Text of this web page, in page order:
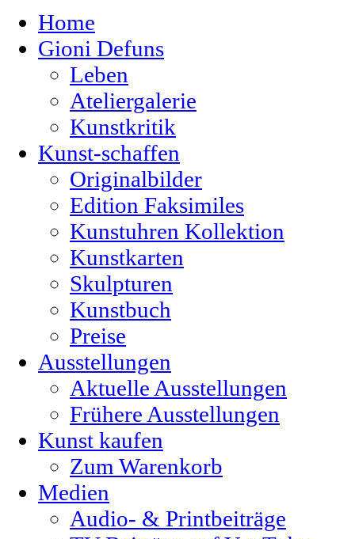
Home
Gioni Defuns
Leben
Ateliergalerie
Kunstkritik
Kunst-schaffen
Originalbilder
Edition Faksimiles
Kunstuhren Kollektion
Kunstkarten
Skulpturen
Kunstbuch
Preise
Ausstellungen
Aktuelle Ausstellungen
Frühere Ausstellungen
Kunst kaufen
Zum Warenkorb
Medien
Audio- & Printbeiträge